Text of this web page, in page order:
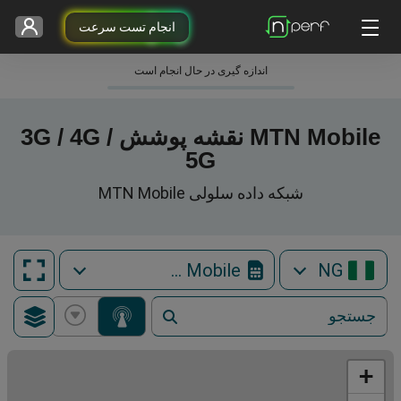
انجام تست سرعت
اندازه گیری در حال انجام است
MTN Mobile نقشه پوشش 3G / 4G /
5G
شبکه داده سلولی MTN Mobile
NG
MTN Mobile
+